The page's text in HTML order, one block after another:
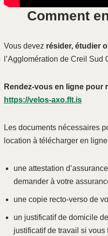
Comment
Vous devez résider, étudier
l’Agglomération de Creil Sud
Rendez-vous en ligne pour
https://velos-axo.flt.is
Les documents nécessaires
location à télécharger en ligne
une attestation
demander à votre
une copie recto-verso de
un justificatif de domicile
justificatif de travail si vous